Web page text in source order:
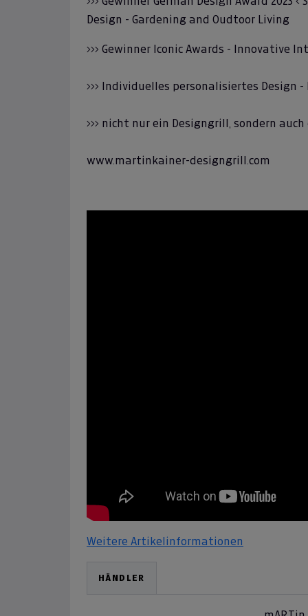
Design - Gardening and Oudtoor Living
>>> Gewinner Iconic Awards - Innovative
>>> Individuelles personalisiertes Design -
>>> nicht nur ein Designgrill, sondern
www.martinkainer-designgrill.com
Weitere Artikelinformationen
HÄNDLER